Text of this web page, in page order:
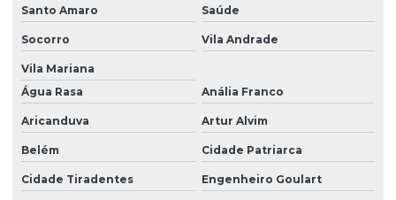
Operação de ete
Outorga licenciamento ambiental
Parcelamento de solo loteamento
Plano básico ambiental pba
Plano de controle ambiental
Plano de controle ambiental pca
Santo Amaro Saúde
Socorro Vila Andrade
Vila Mariana
Água Rasa
Anália Franco
Aricanduva Artur Alvim
Belém Cidade Patriarca
Cidade Tiradentes Engenheiro Goulart